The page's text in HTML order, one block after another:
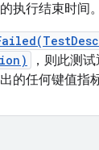
执行结束时间。
，则此测
的任何键值指标